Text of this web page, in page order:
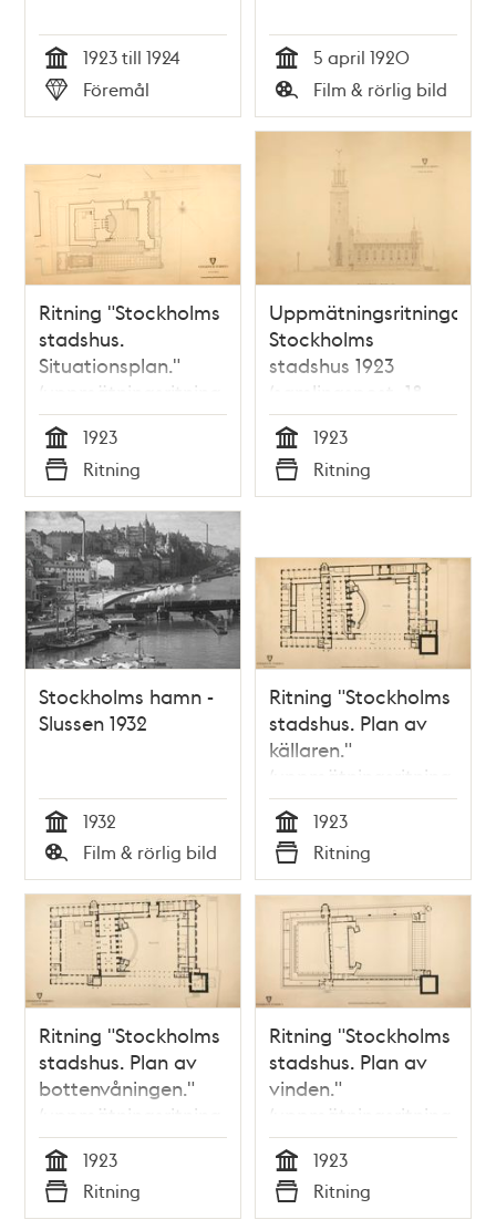
Tid
1923 till 1924
Typ
Föremål Tid
5 april 1920
Typ
Film & rörlig bild
Ritning "Stockholms
stadshus.
Situationsplan."
(uppmätningsritning
1923)
Tid
1923
Typ
Ritning
Uppmätningsritningar
Stockholms
stadshus 1923
(samlingspost, 18
ritningar)
Tid
1923
Typ
Ritning
Stockholms hamn -
Slussen 1932
Tid
1932
Typ
Film & rörlig bild
Ritning "Stockholms
stadshus. Plan av
källaren."
(uppmätningsritning
1923)
Tid
1923
Typ
Ritning
Ritning "Stockholms
stadshus. Plan av
bottenvåningen."
(uppmätningsritning
1923)
Tid
1923
Typ
Ritning
Ritning "Stockholms
stadshus. Plan av
vinden."
(uppmätningsritning
1923)
Tid
1923
Typ
Ritning